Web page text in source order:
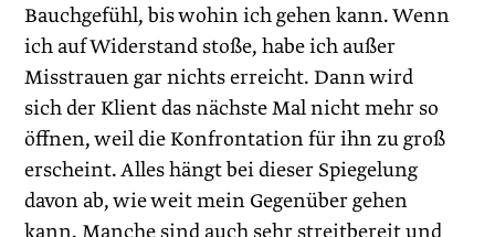
Bauchgefühl, bis wohin ich gehen kann. Wenn
ich auf Widerstand stoße, habe ich außer
Misstrauen gar nichts erreicht. Dann wird
sich der Klient das nächste Mal nicht mehr so
öffnen, weil die Konfrontation für ihn zu groß
erscheint. Alles hängt bei dieser Spiegelung
davon ab, wie weit mein Gegenüber gehen